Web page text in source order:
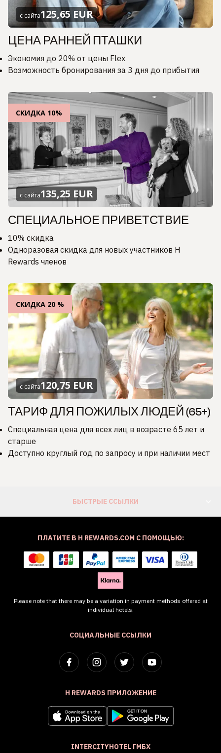
с сайта125,65 EUR
ЦЕНА РАННЕЙ ПТАШКИ
Экономия до 20% от цены Flex
Возможность бронирования за 3 дня до прибытия
СКИДКА 10%
с сайта135,25 EUR
СПЕЦИАЛЬНОЕ ПРИВЕТСТВИЕ
10% скидка
Одноразовая скидка для новых участников H
Rewards членов
СКИДКА 20 %
с сайта120,75 EUR
ТАРИФ ДЛЯ ПОЖИЛЫХ ЛЮДЕЙ (65+)
Специальная цена для всех лиц в возрасте 65 лет и
старше
Доступно круглый год по запросу и при наличии мест
БЫСТРЫЕ ССЫЛКИ
СОЦИАЛЬНЫЕ ССЫЛКИ
H REWARDS ПРИЛОЖЕНИЕ
INTERCITYHOTEL ГМБХ
ПЛАТИТЕ В H REWARDS.COM С ПОМОЩЬЮ:
Please note that there may be a variation in payment methods offered at
individual hotels.